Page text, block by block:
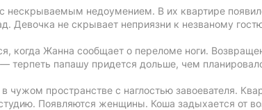
нескрываемым недоумением. В их квартире
Девочка не скрывает неприязни к незваному
когда Жанна сообщает о переломе ноги.
терпеть папашу придется дольше, чем
чужом пространстве с наглостью завоевателя.
Появляются женщины. Коша задыхается от